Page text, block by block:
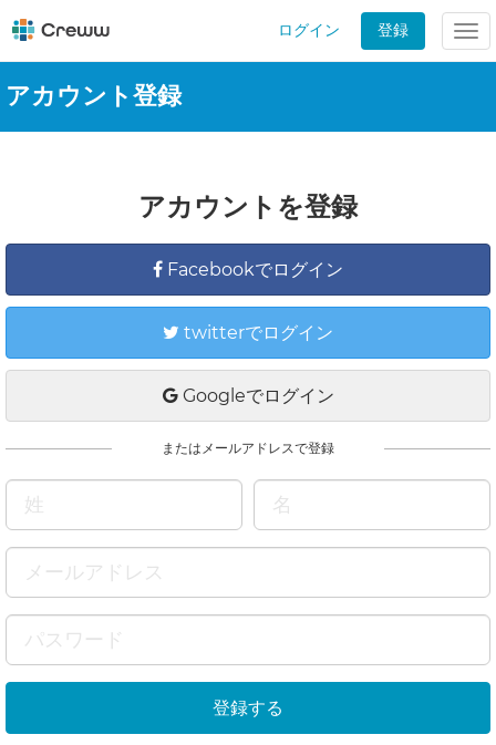
ログイン 登録
アカウント登録
アカウントを登録
Facebookでログイン
twitterでログイン
Googleでログイン
またはメールアドレスで登録